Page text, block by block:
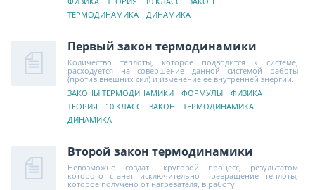
ТЕРМОДИНАМИКА
ДИНАМИКА
Первый закон термодинамики
Количество теплоты, которое подводится к системе,
расходуется на совершение данной системой работы
(против внешних сил) и изменение ее внутренней энергии.
ЗАКОНЫ ТЕРМОДИНАМИКИ
ФОРМУЛЫ
ФИЗИКА
ТЕОРИЯ
10 КЛАСС ЗАКОН
ТЕРМОДИНАМИКА
ДИНАМИКА
Второй закон термодинамики
Невозможно создать круговой процесс, результатом
которого станет исключительно превращение теплоты,
которое получено от нагревателя, в работу.